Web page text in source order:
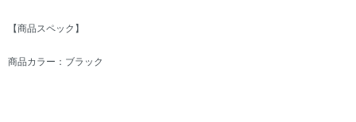
【商品スペック】
商品カラー：ブラック